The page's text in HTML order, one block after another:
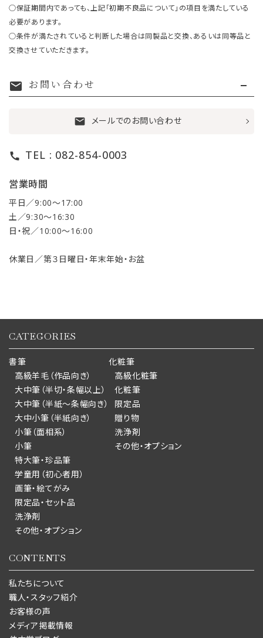
○保証期間内であっても、上記「初期不良品について」の項目を満たしている
必要があります。
○条件が満たされていると判断した場合は同製品と交換、あるいは同等品と
交換させていただきます。
mail お問い合わせ
mail メールでのお問い合わせ
call TEL : 082-854-0003
営業時間
平日／9:00〜17:00
土／9:30〜16:30
日・祝／10:00〜16:00
休業日／第３日曜日・年末年始・お盆
CATEGORIES
書筆
高級羊毛（作品向き）
大中筆（半切・条幅以上）
大中筆（半紙～条幅向き）
大中小筆（半紙向き）
小筆（面相系）
小筆
特大筆・珍品筆
学童用（初心者用）
画筆・絵てがみ
限定品・セット品
洗浄剤
その他・オプション
化粧筆
高級化粧筆
化粧筆
限定品
贈り物
洗浄剤
その他・オプション
CONTENTS
私たちについて
職人・スタッフ紹介
お客様の声
メディア掲載情報